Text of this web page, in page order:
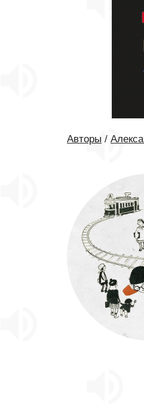
Авторы /